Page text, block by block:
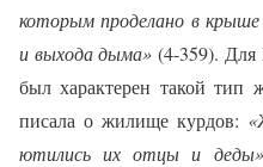
которым проделано в
и выхода дыма» (4-359). Для
был характерен такой тип
писала о жилище курдов:
ютились их отцы и деды»